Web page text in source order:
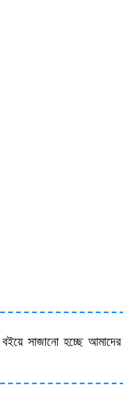
সাজানো হচ্ছে